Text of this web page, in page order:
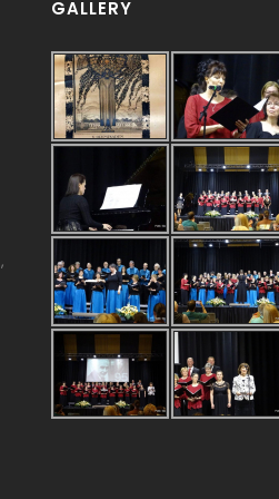
GALLERY